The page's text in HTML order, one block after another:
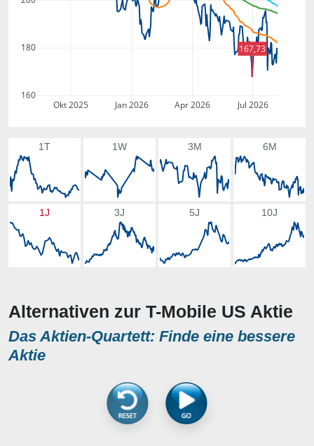
Okt 2025 Jan 2026 Apr 2026 Jul 2026
160
180 167,73
1T 1W 3M 6M
1J 3J 5J 10J
Alternativen zur T-Mobile US Aktie
Das Aktien-Quartett: Finde eine bessere
Aktie